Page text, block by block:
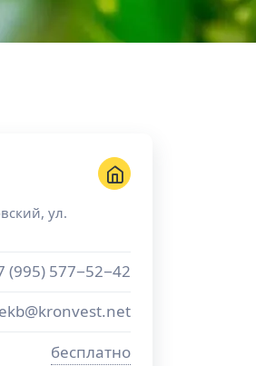
, ул.
(995) 577−52−42
бесплатно